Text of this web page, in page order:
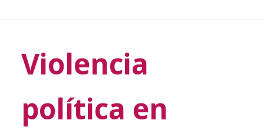
Violencia
política en